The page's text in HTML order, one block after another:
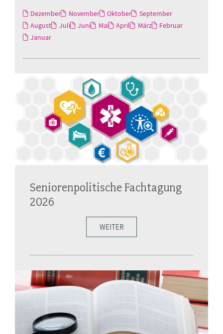
Dezember November Oktober
September
August
Juli Juni Mai April März
Februar
Januar
Seniorenpolitische Fachtagung
2026
WEITER